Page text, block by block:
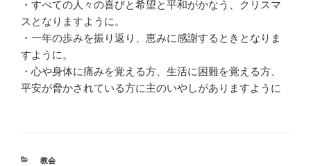
・すべての人々の喜びと希望と平和がかなう、クリスマ
スとなりますように。
・一年の歩みを振り返り、恵みに感謝するときとなりま
すように。
・心や身体に痛みを覚える方、生活に困難を覚える方、
平安が脅かされている方に主のいやしがありますように
カ
教会